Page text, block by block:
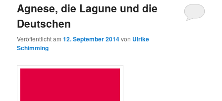
Agnese, die Lagune und die
Deutschen
Veröffentlicht am12. September 2014von Ulrike
Schimming